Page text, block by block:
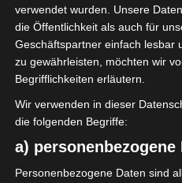
LETZTE
Bouzid (EOSB)
Stade Municipal 17
28 Apr. 2026- 15:30
verwendet wurden. Unsere
die Öffentlichkeit als auch für
Geschäftspartner einfach lesbar
zu gewährleisten, möchten wir
Begrifflichkeiten erläutern.
Wir verwenden in dieser
die folgenden Begriffe:
a) personenbezogene
Personenbezogene Daten sind